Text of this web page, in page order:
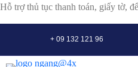
Hỗ trợ thủ tục thanh toán, giấy tờ,
+ 09 132 121 96